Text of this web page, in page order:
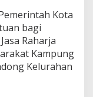
Kota
bagi
Raharja
Kampung
Kelurahan